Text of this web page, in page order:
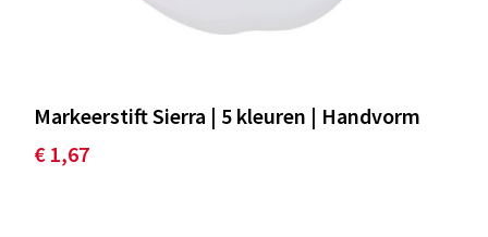
Markeerstift Sierra | 5 kleuren | Handvorm
€ 1,67